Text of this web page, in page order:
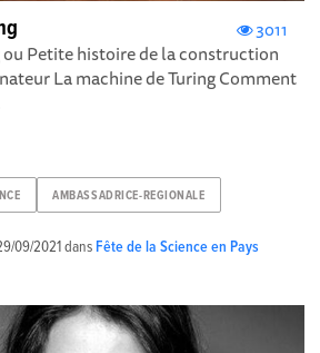
3011
ou Petite histoire de la construction
La machine de Turing Comment
AMBASSADRICE-REGIONALE
09/2021dansFête de la Science en Pays